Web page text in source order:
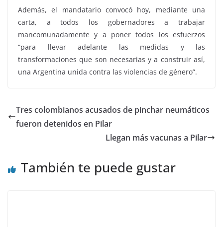
Además, el mandatario convocó hoy, mediante una
carta, a todos los gobernadores a trabajar
mancomunadamente y a poner todos los esfuerzos
“para llevar adelante las medidas y las
transformaciones que son necesarias y a construir así,
una Argentina unida contra las violencias de género”.
Tres colombianos acusados de pinchar neumáticos
fueron detenidos en Pilar
Llegan más vacunas a Pilar
También te puede gustar